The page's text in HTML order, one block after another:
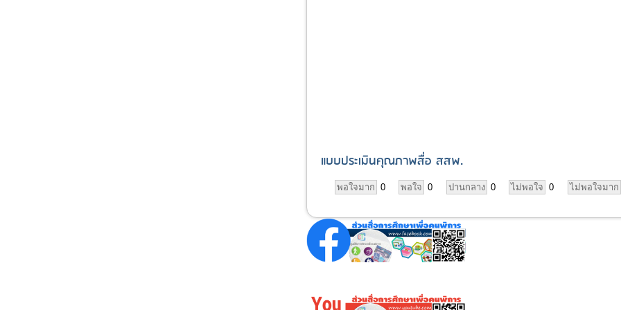
แบบประเมินคุณภาพสื่อ สสพ.
พอใจมาก 0 พอใจ 0 ปานกลาง 0 ไม่พอใจ 0 ไม่พอใจมาก